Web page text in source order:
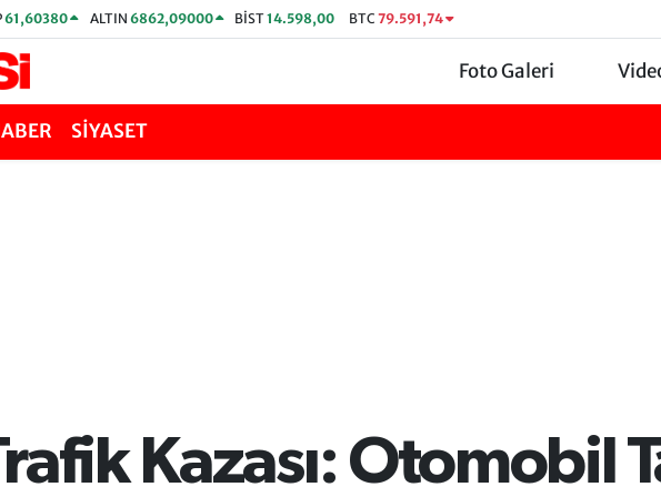
61,60380 ALTIN 6862,09000 BİST14.598,00 BTC 79.591,74
Foto Galeri
SİYASET
Kazası: Otomobil